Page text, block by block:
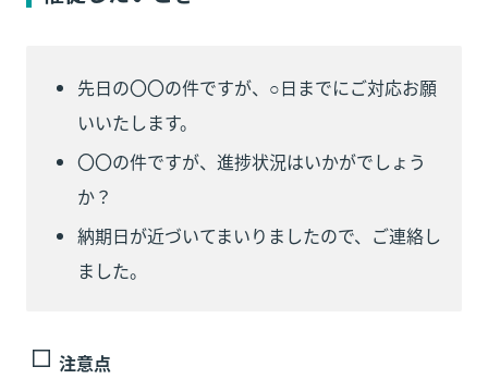
先日の〇〇の件ですが、○日までにご対応お願
いいたします。
〇〇の件ですが、進捗状況はいかがでしょう
か？
納期日が近づいてまいりましたので、ご連絡し
ました。
注意点